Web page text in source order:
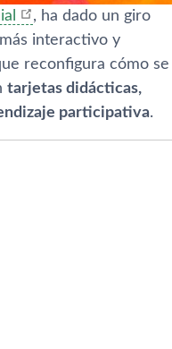
, ha dado un giro
interactivo y
reconfigura cómo se
tarjetas didácticas,
participativa.